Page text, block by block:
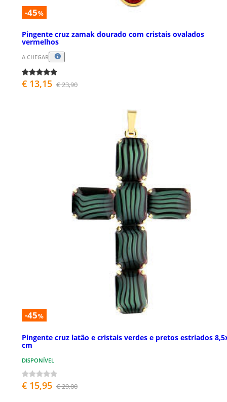
-45%
Pingente cruz zamak dourado com cristais ovalados
vermelhos
A CHEGAR
€ 13,15 € 23,90
-45%
Pingente cruz latão e cristais verdes e pretos estriados
cm
DISPONÍVEL
€ 15,95 € 29,00